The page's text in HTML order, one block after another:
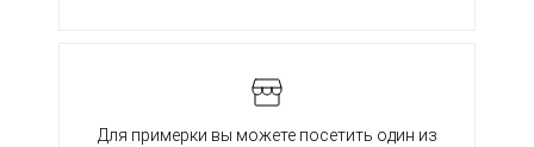
Для примерки вы можете посетить один из